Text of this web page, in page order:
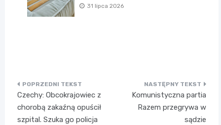
31 lipca 2026
Nawigacja
wpisu
Czechy: Obcokrajowiec z
chorobą zakaźną opuścił
szpital. Szuka go policja
Komunistyczna partia
Razem przegrywa w
sądzie